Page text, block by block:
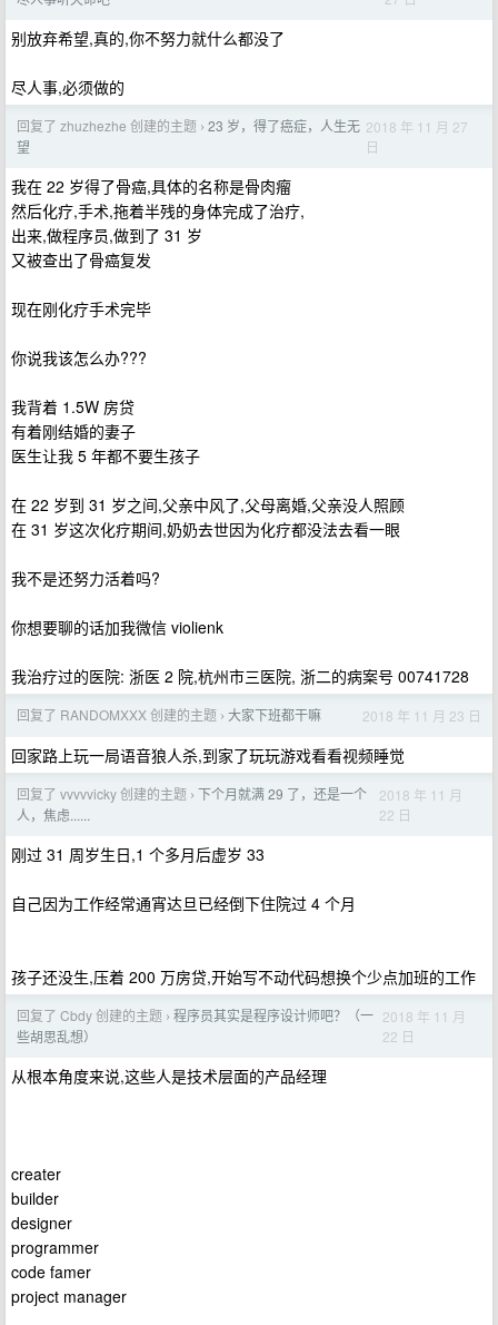
别放弃希望,真的,你不努力就什么都没了
尽人事,必须做的
回复了 zhuzhezhe 创建的主题 › 23 岁，得了癌症，人生无
望
2018 年 11 月 27
日
我在 22 岁得了骨癌,具体的名称是骨肉瘤
然后化疗,手术,拖着半残的身体完成了治疗,
出来,做程序员,做到了 31 岁
又被查出了骨癌复发
现在刚化疗手术完毕
你说我该怎么办???
我背着 1.5W 房贷
有着刚结婚的妻子
医生让我 5 年都不要生孩子
在 22 岁到 31 岁之间,父亲中风了,父母离婚,父亲没人照顾
在 31 岁这次化疗期间,奶奶去世因为化疗都没法去看一眼
我不是还努力活着吗?
你想要聊的话加我微信 violienk
我治疗过的医院: 浙医 2 院,杭州市三医院, 浙二的病案号 00741728
回复了 RANDOMXXX 创建的主题 › 大家下班都干嘛 2018 年 11 月 23 日
回家路上玩一局语音狼人杀,到家了玩玩游戏看看视频睡觉
回复了 vvvvvicky 创建的主题 › 下个月就满 29 了，还是一个
人，焦虑......
2018 年 11 月
22 日
刚过 31 周岁生日,1 个多月后虚岁 33
自己因为工作经常通宵达旦已经倒下住院过 4 个月
孩子还没生,压着 200 万房贷,开始写不动代码想换个少点加班的工作
回复了 Cbdy 创建的主题 › 程序员其实是程序设计师吧？（一
些胡思乱想）
2018 年 11 月
22 日
从根本角度来说,这些人是技术层面的产品经理
creater
builder
designer
programmer
code famer
project manager